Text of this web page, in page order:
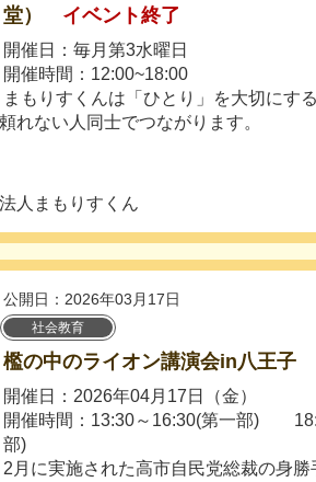
堂）
イベント終了
開催日：毎月第3水曜日
開催時間：12:00~18:00
まもりすくんは「ひとり」を大切にす
れない人同士でつながります。
人まもりすくん
公開日：2026年03月17日
社会教育
檻の中のライオン講演会in八王子
開催日：2026年04月17日（金）
開催時間：13:30～16:30(第一部)
部)
2月に実施された高市自民党総裁の身